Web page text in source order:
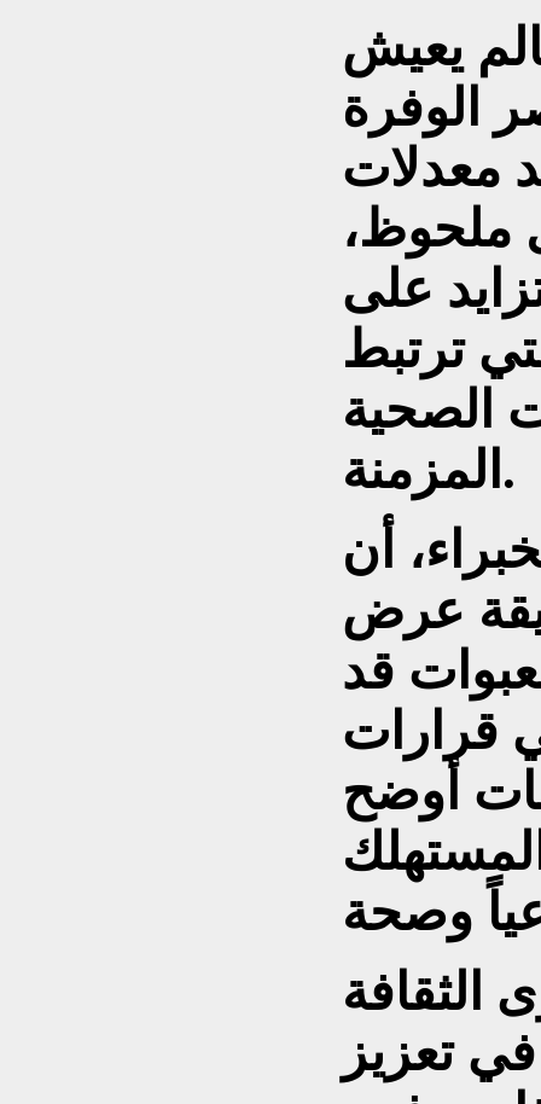
يعيش
الوفرة
معدلات
ملحوظ،
على
ترتبط
الصحية
المزمنة.
أن
عرض
قد
قرارات
أوضح
الثقافة
في تعزيز